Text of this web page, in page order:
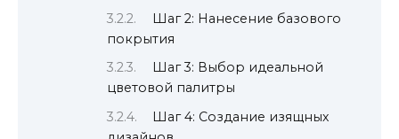
Шаг 2: Нанесение базового
покрытия
Шаг 3: Выбор идеальной
цветовой палитры
Шаг 4: Создание изящных